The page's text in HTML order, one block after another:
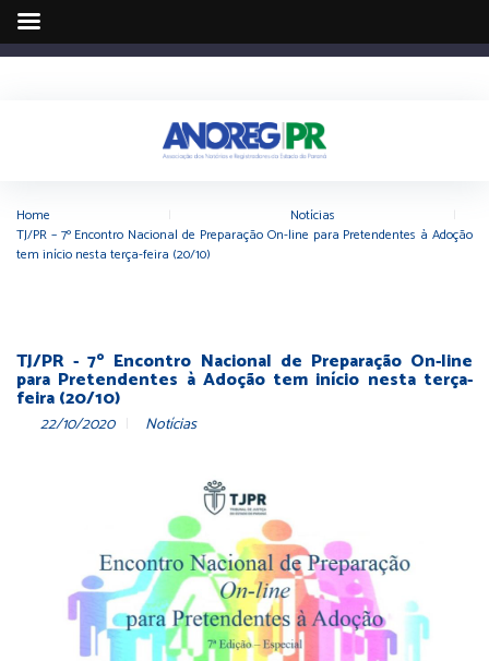
Home Notícias
TJ/PR – 7º Encontro Nacional de Preparação On-line para Pretendentes à Adoção
tem início nesta terça-feira (20/10)
TJ/PR - 7º Encontro Nacional de Preparação On-line
para Pretendentes à Adoção tem início nesta terça-
feira (20/10)
22/10/2020 Notícias